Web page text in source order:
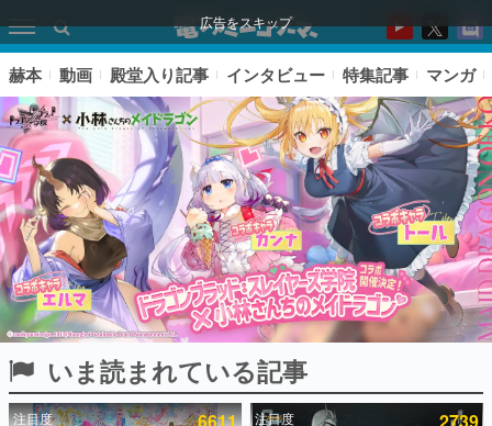
広告をスキップ
ピックアップ
赫本 動画 殿堂入り記事 インタビュー 特集記事 マンガ
いま読まれている記事
注目度 注目度